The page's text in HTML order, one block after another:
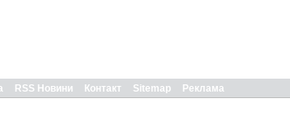
RSS Новини Контакт Sitemap Реклама